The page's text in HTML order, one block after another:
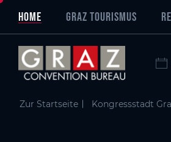
Zum Hauptinhalt springen
Zum Inhaltsverzeichnis springen
Zur Hauptnavigation springen
Übersicht aller Inhalte
Wissensstadt Graz
Universitäten und
Wirtschaft
HOME GRAZ TOURISMUS
Zur Startseite Kongressstadt